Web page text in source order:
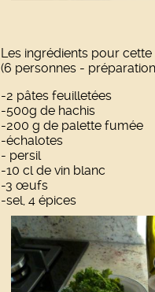
Les ingrédients pour cette
(6 personnes -
-2 pâtes feuilletées
-500g de hachis
-200 g de palette fumée
-échalotes
- persil
-10 cl de vin blanc
-3 œufs
-sel, 4 épices